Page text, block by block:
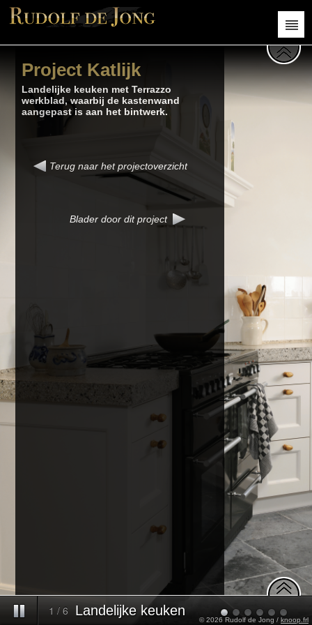
Project Katlijk
Landelijke keuken met Terrazzo
werkblad, waarbij de kastenwand
aangepast is aan het bintwerk.
Terug naar hetprojectoverzicht
Blader door dit project
1 / 6 Landelijke keuken
© 2026 Rudolf de Jong / knoop.frl